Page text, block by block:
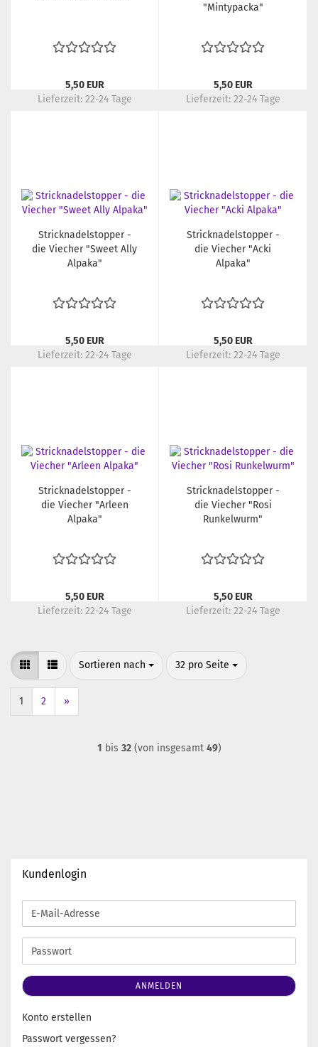
5,50 EUR
Lieferzeit: 22-24 Tage
"Mintypacka"
5,50 EUR
Lieferzeit: 22-24 Tage
Stricknadelstopper -
die Viecher "Sweet Ally
Alpaka"
5,50 EUR
Lieferzeit: 22-24 Tage
Stricknadelstopper -
die Viecher "Acki
Alpaka"
5,50 EUR
Lieferzeit: 22-24 Tage
Stricknadelstopper -
die Viecher "Arleen
Alpaka"
5,50 EUR
Lieferzeit: 22-24 Tage
Stricknadelstopper -
die Viecher "Rosi
Runkelwurm"
5,50 EUR
Lieferzeit: 22-24 Tage
Sortieren nach
Sortieren nach 32 pro Seite
pro Seite
1 2 »
1 bis 32(von insgesamt 49)
Kundenlogin
E-
Mail-
Adresse
Passwort
ANMELDEN
Konto erstellen
Passwort vergessen?